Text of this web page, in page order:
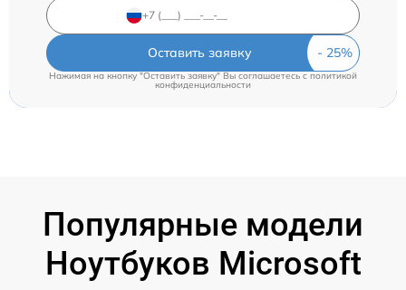
Оставить заявку
Нажимая на кнопку "Оставить заявку" Вы соглашаетесь cполитикой
конфиденциальности
Популярные модели
Ноутбуков Microsoft